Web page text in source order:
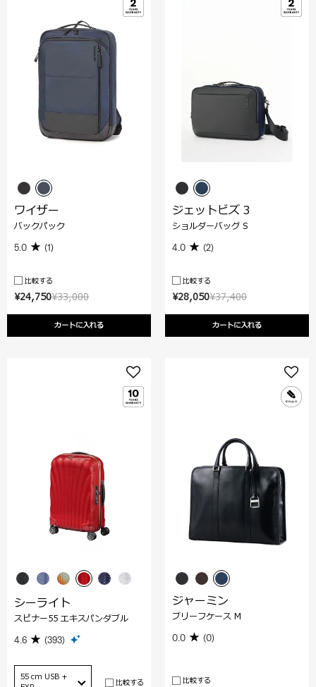
¥33,000
¥24,750
カートに入れる
ワイザー
バックパック
5.0 (1)
比較する
¥37,400
¥28,050
カートに入れる
ジェットビズ 3
ショルダーバッグ S
4.0 (2)
比較する
シーライト
スピナー55 エキスパンダブル
4.6 (393)
55 cm USB +
比較する
ジャーミン
ブリーフケース M
0.0 (0)
比較する